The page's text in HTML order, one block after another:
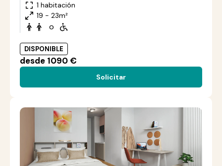
1 habitación
19 - 23m²
o
DISPONIBLE
desde 1090 €
Solicitar